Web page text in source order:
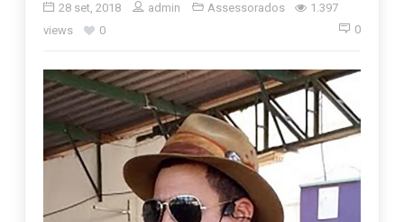
28 set, 2018 admin Assessorados
1.397
views
0 0